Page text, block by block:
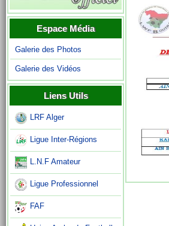
Espace Média
Galerie des Photos
Galerie des Vidéos
Liens Utils
LRF Alger
Ligue Inter-Régions
L.N.F Amateur
Ligue Professionnel
FAF